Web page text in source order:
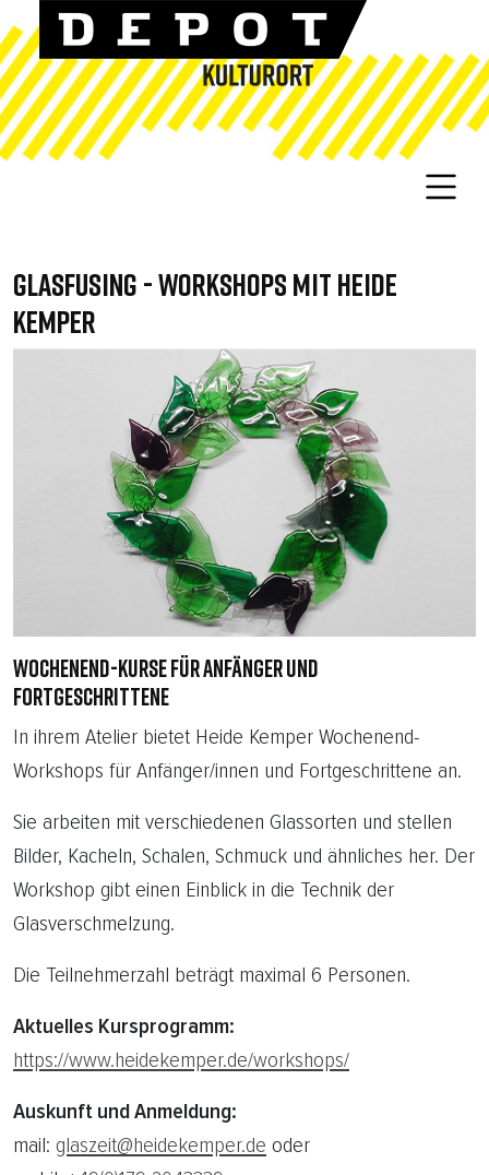
GLASFUSING - WORKSHOPS MIT HEIDE
KEMPER
WOCHENEND-KURSE FÜR ANFÄNGER UND
FORTGESCHRITTENE
In ihrem Atelier bietet Heide Kemper Wochenend-
Workshops für Anfänger/innen und Fortgeschrittene an.
Sie arbeiten mit verschiedenen Glassorten und stellen
Bilder, Kacheln, Schalen, Schmuck und ähnliches her. Der
Workshop gibt einen Einblick in die Technik der
Glasverschmelzung.
Die Teilnehmerzahl beträgt maximal 6 Personen.
Aktuelles Kursprogramm:
https://www.heidekemper.de/workshops/
Auskunft und Anmeldung:
mail: glaszeit@heidekemper.de oder